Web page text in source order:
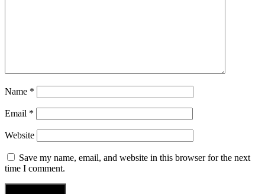
Name *
Email *
Website
Save my name, email, and website in this browser for the next
time I comment.